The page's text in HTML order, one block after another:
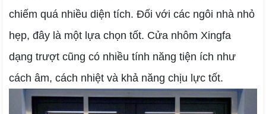
chiếm quá nhiều diện tích. Đối với các ngôi nhà nhỏ
hẹp, đây là một lựa chọn tốt. Cửa nhôm Xingfa
dạng trượt cũng có nhiều tính năng tiện ích như
cách âm, cách nhiệt và khả năng chịu lực tốt.